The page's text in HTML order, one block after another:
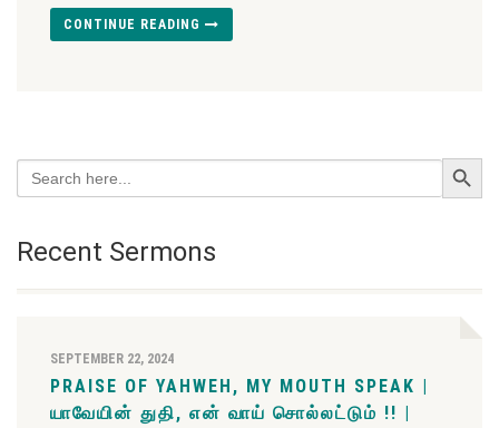
CONTINUE READING
Search
for:
Search Button
Recent Sermons
SEPTEMBER 22, 2024
PRAISE OF YAHWEH, MY MOUTH SPEAK |
யாவேயின் துதி, என் வாய் சொல்லட்டும் !! |